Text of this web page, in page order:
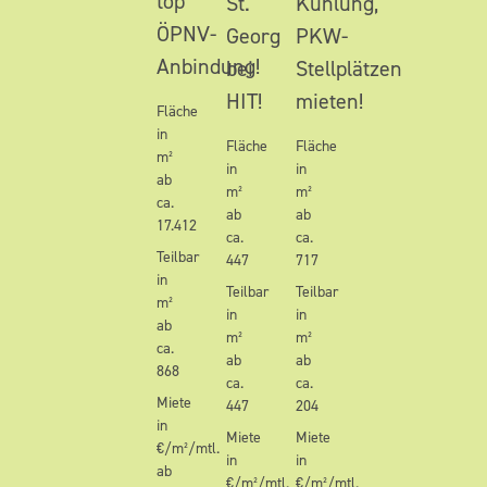
ÖPNV-
Anbindung!
Fläche
in
m²
ab
ca.
17.412
Teilbar
in
m²
ab
ca.
868
Miete
in
€/m²/mtl.
ab
Georg
bei
HIT!
Fläche
in
m²
ab
ca.
447
Teilbar
in
m²
ab
ca.
447
Miete
in
PKW-
Stellplätzen
mieten!
Fläche
in
m²
ab
ca.
717
Teilbar
in
m²
ab
ca.
204
Miete
in